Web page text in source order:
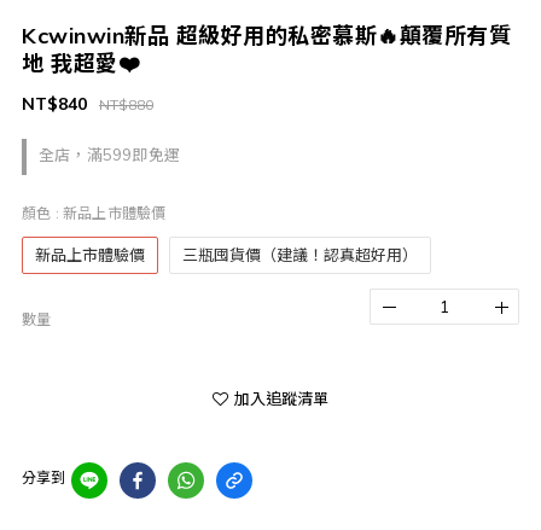
Kcwinwin新品 超級好用的私密慕斯🔥顛覆所有質
地 我超愛❤️
全店，滿599即免運
NT$880
NT$840
顏色 : 新品上市體驗價
新品上市體驗價 三瓶囤貨價（建議！認真超好用）
數量
加入追蹤清單
分享到